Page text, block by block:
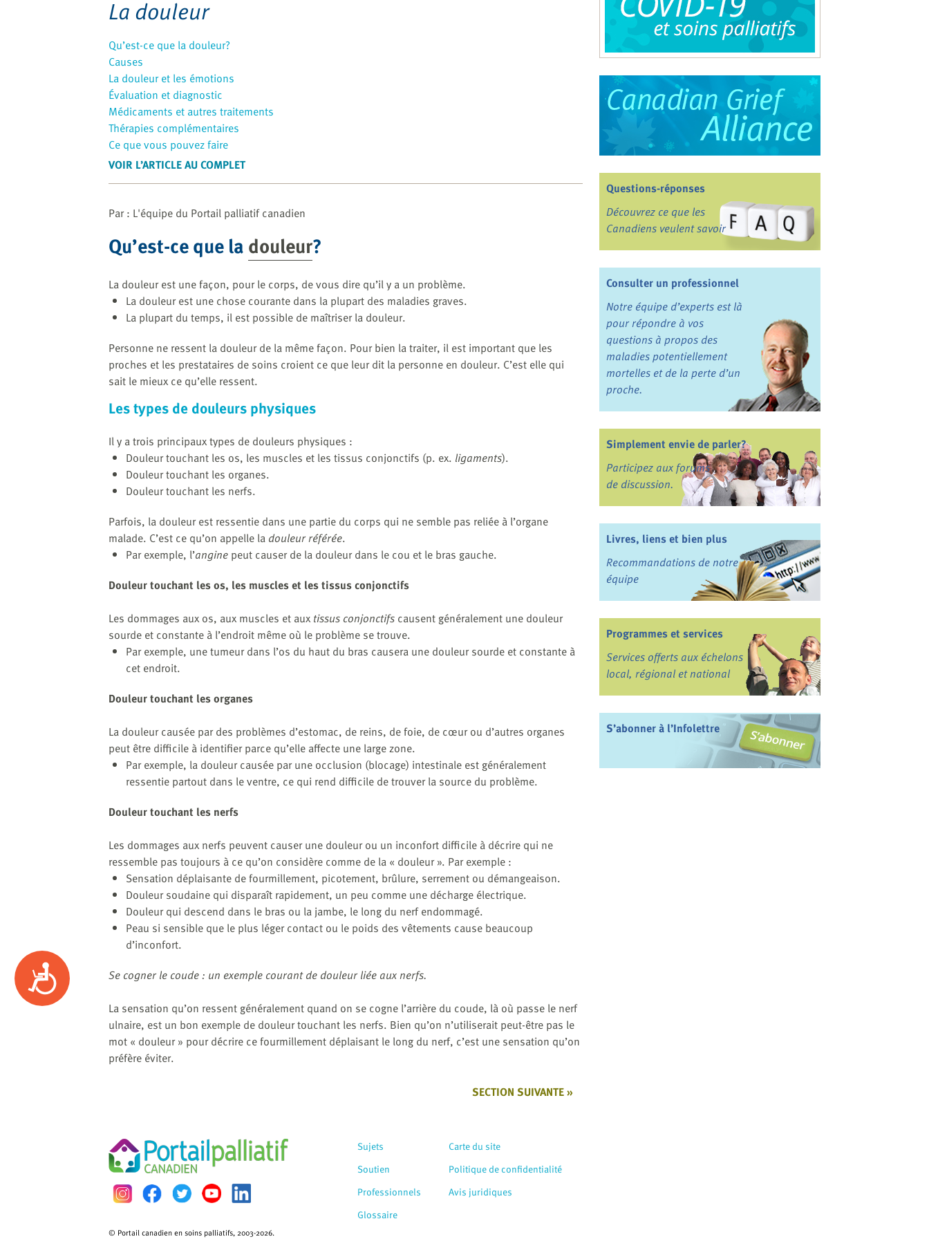
Accessibility
La douleur
Qu’est-ce que la douleur?
Causes
La douleur et les émotions
Évaluation et diagnostic
Médicaments et autres traitements
Thérapies complémentaires
Ce que vous pouvez faire
VOIR L’ARTICLE AU COMPLET
Par : L'équipe du Portail palliatif canadien
Qu’est-ce que ladouleur?
La douleur est une façon, pour le corps, de vous dire qu’il y a un problème.
La douleur est une chose courante dans la plupart des maladies graves.
La plupart du temps, il est possible de maîtriser la douleur.
Personne ne ressent la douleur de la même façon. Pour bien la traiter, il est important que les
proches et les prestataires de soins croient ce que leur dit la personne en douleur. C’est elle qui
sait le mieux ce qu’elle ressent.
Les types de douleurs physiques
Il y a trois principaux types de douleurs physiques :
Douleur touchant les os, les muscles et les tissus conjonctifs (p. ex. ligaments).
Douleur touchant les organes.
Douleur touchant les nerfs.
Parfois, la douleur est ressentie dans une partie du corps qui ne semble pas reliée à l’organe
malade. C’est ce qu’on appelle la douleur référée.
Par exemple, l’angine peut causer de la douleur dans le cou et le bras gauche.
Douleur touchant les os, les muscles et les tissus conjonctifs
Les dommages aux os, aux muscles et aux tissus conjonctifs causent généralement une douleur
sourde et constante à l’endroit même où le problème se trouve.
Par exemple, une tumeur dans l’os du haut du bras causera une douleur sourde et constante à
cet endroit.
Douleur touchant les organes
La douleur causée par des problèmes d’estomac, de reins, de foie, de cœur ou d’autres organes
peut être difficile à identifier parce qu’elle affecte une large zone.
Par exemple, la douleur causée par une occlusion (blocage) intestinale est généralement
ressentie partout dans le ventre, ce qui rend difficile de trouver la source du problème.
Douleur touchant les nerfs
Les dommages aux nerfs peuvent causer une douleur ou un inconfort difficile à décrire qui ne
ressemble pas toujours à ce qu’on considère comme de la « douleur ». Par exemple :
Sensation déplaisante de fourmillement, picotement, brûlure, serrement ou démangeaison.
Douleur soudaine qui disparaît rapidement, un peu comme une décharge électrique.
Douleur qui descend dans le bras ou la jambe, le long du nerf endommagé.
Peau si sensible que le plus léger contact ou le poids des vêtements cause beaucoup
d’inconfort.
Se cogner le coude : un exemple courant de douleur liée aux nerfs.
La sensation qu’on ressent généralement quand on se cogne l’arrière du coude, là où passe le nerf
ulnaire, est un bon exemple de douleur touchant les nerfs. Bien qu’on n’utiliserait peut-être pas le
mot « douleur » pour décrire ce fourmillement déplaisant le long du nerf, c’est une sensation qu’on
préfère éviter.
SECTION SUIVANTE »
Questions-réponses
Découvrez ce que les
Canadiens veulent savoir
Consulter un professionnel
Notre équipe d’experts est là
pour répondre à vos
questions à propos des
maladies potentiellement
mortelles et de la perte d’un
proche.
Simplement envie de parler?
Participez aux forums
de discussion.
Livres, liens et bien plus
Recommandations de notre
équipe
Programmes et services
Services offerts aux échelons
local, régional et national
S’abonner à l’Infolettre
Sujets
Soutien
Professionnels
Glossaire
© Portail canadien en soins palliatifs, 2003-2026.
Carte du site
Politique de confidentialité
Avis juridiques